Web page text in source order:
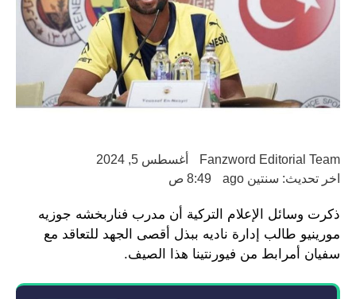
Fanzword Editorial Team
أغسطس 5, 2024
اخر تحديث: سنتين ago
8:49 ص
ذكرت وسائل الإعلام التركية أن مدرب فناربخشه جوزيه
مورينيو طالب إدارة ناديه ببذل أقصى الجهد للتعاقد مع
سفيان أمرابط من فيورنتينا هذا الصيف.